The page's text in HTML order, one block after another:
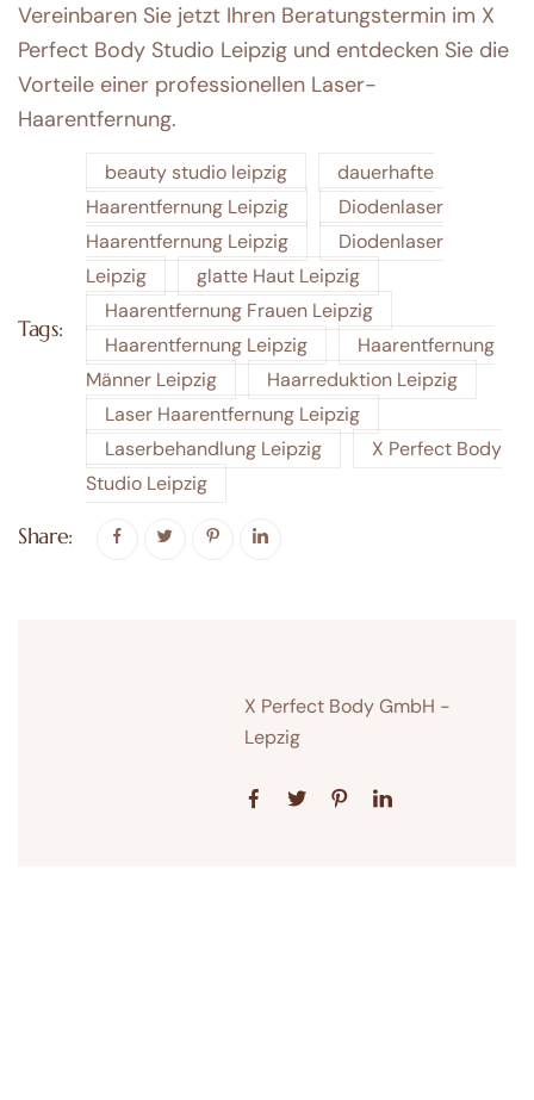
Vereinbaren Sie jetzt Ihren Beratungstermin im X
Perfect Body Studio Leipzig und entdecken Sie die
Vorteile einer professionellen Laser-
Haarentfernung.
Tags:
beauty studio leipzig
dauerhafte
Haarentfernung Leipzig
Diodenlaser
Haarentfernung Leipzig
Diodenlaser
Leipzig
glatte Haut Leipzig
Haarentfernung Frauen Leipzig
Haarentfernung Leipzig
Haarentfernung
Männer Leipzig
Haarreduktion Leipzig
Laser Haarentfernung Leipzig
Laserbehandlung Leipzig
X Perfect Body
Studio Leipzig
Share:
X Perfect Body GmbH -
Lepzig